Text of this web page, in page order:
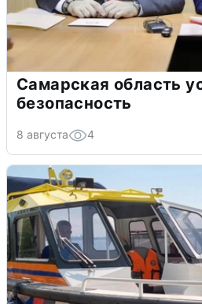
Самарская область
безопасность
8 августа 4